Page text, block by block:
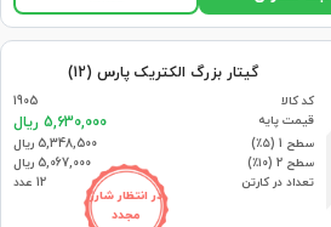
در انتظار شارژ
مجدد
گیتار بزرگ الکتریک پارس (12)
کد کالا
1905
قیمت پایه
5,630,000 ریال
سطح 1 (۵٪)
5,348,500 ریال
سطح 2 (۱۰٪)
5,067,000 ریال
تعداد در کارتن
12 عدد